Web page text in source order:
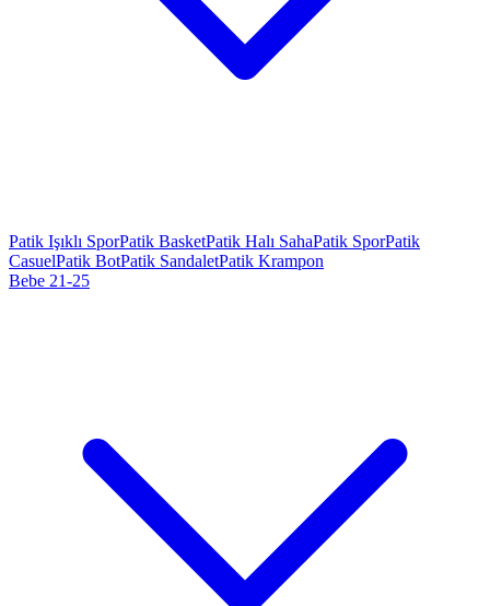
Patik Işıklı SporPatik BasketPatik Halı SahaPatik SporPatik
CasuelPatik BotPatik SandaletPatik Krampon
Bebe 21-25